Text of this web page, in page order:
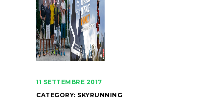
11 SETTEMBRE 2017
CATEGORY: SKYRUNNING